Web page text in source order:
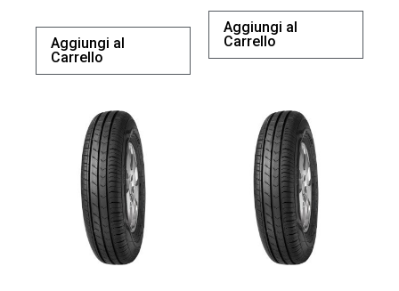
Aggiungi al
Carrello
Aggiungi al
Carrello